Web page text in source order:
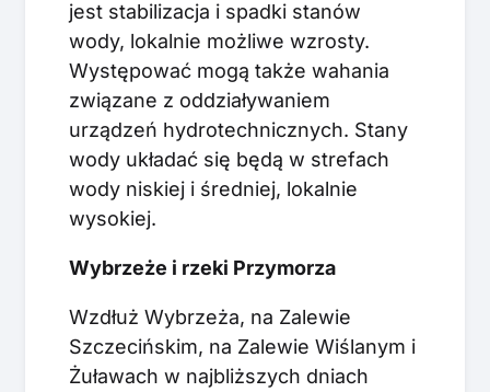
jest stabilizacja i spadki stanów
wody, lokalnie możliwe wzrosty.
Występować mogą także wahania
związane z oddziaływaniem
urządzeń hydrotechnicznych. Stany
wody układać się będą w strefach
wody niskiej i średniej, lokalnie
wysokiej.
Wybrzeże i rzeki Przymorza
Wzdłuż Wybrzeża, na Zalewie
Szczecińskim, na Zalewie Wiślanym i
Żuławach w najbliższych dniach